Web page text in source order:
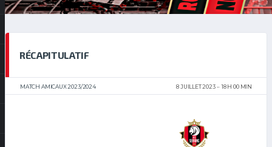
RÉCAPITULATIF
MATCH AMICAUX 2023/2024 8 JUILLET 2023 18 H 00 MIN